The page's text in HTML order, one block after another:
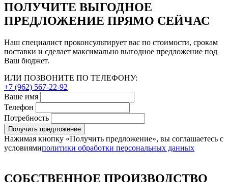
ПОЛУЧИТЕ ВЫГОДНОЕ
ПРЕДЛОЖЕНИЕ ПРЯМО СЕЙЧАС
Наш специалист проконсультирует вас по стоимости, срокам
поставки и сделает максимально выгодное предложение под
Ваш бюджет.
ИЛИ ПОЗВОНИТЕ ПО ТЕЛЕФОНУ:
+7 (962) 567-22-92
Ваше имя
Телефон
Потребность
Получить предложение
Нажимая кнопку «Получить предложение», вы соглашаетесь с
условиямиполитики обработки персональных данных
СОБСТВЕННОЕ ПРОИЗВОДСТВО